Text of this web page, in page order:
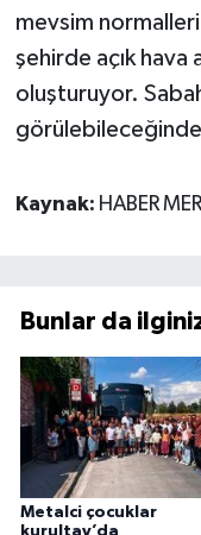
mevsim
şehirde açık
oluşturuyor.
Kaynak: HABER
Bunlar da
Metalci çocuklar
kurultay’da